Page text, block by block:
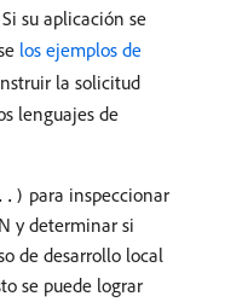
su aplicación se
los ejemplos de
la solicitud
lenguajes de
para inspeccionar
y determinar si
de desarrollo local
se puede lograr